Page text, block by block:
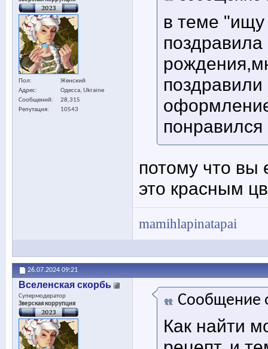
Пол
Женский
Адрес
Одесса, Ukraine
Сообщений
28,315
Репутация
10543
в теме "ищу
потому что вы
это красным
mamihlapinatapai
26.07.2024 09:21
Вселенская скорбь
Супермодератор
Зверская коррупция
Сообщение
Как найти